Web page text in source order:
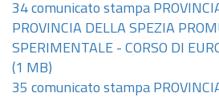
34 comunicato stampa
PROVINCIA DELLA SPEZIA
SPERIMENTALE - CORSO DI
(1 MB)
35 comunicato stampa